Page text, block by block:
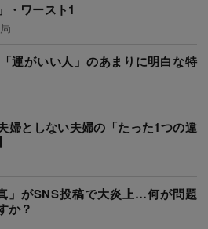
・ワースト1
運がいい人」のあまりに明白な特
婦としない夫婦の「たった1つの違
」がSNS投稿で大炎上…何が問題
か？